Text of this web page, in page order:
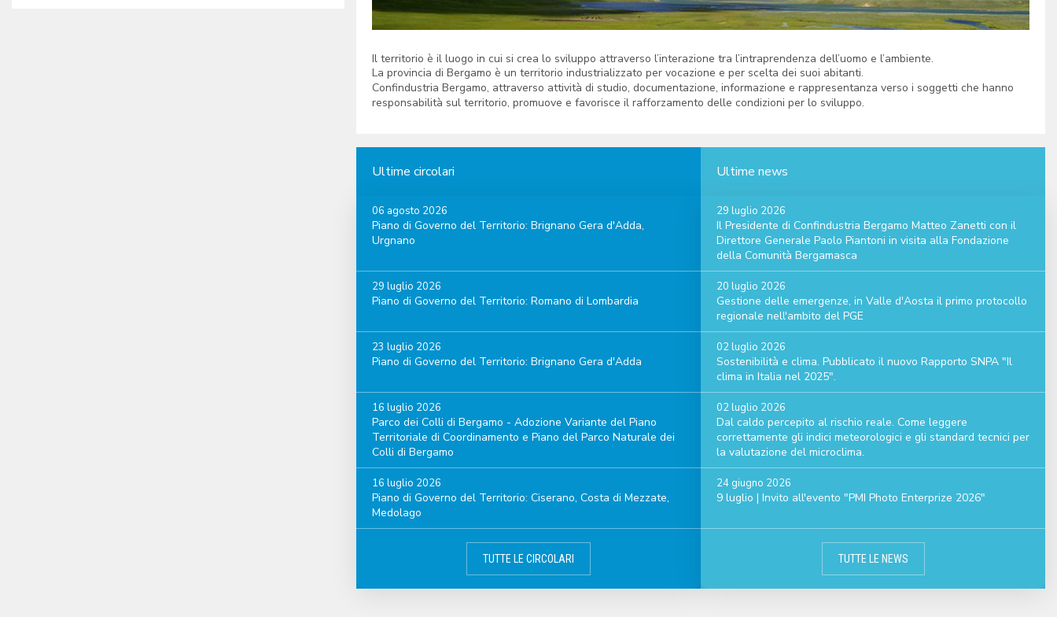
Il territorio è il luogo in cui si crea lo sviluppo attraverso l’interazione tra l’intraprendenza dell’uomo e l’ambiente.
La provincia di Bergamo è un territorio industrializzato per vocazione e per scelta dei suoi abitanti.
Confindustria Bergamo, attraverso attività di studio, documentazione, informazione e rappresentanza verso i soggetti che hanno
responsabilità sul territorio, promuove e favorisce il rafforzamento delle condizioni per lo sviluppo.
Ultime circolari
06 agosto 2026
Piano di Governo del Territorio: Brignano Gera d'Adda,
Urgnano
29 luglio 2026
Piano di Governo del Territorio: Romano di Lombardia
23 luglio 2026
Piano di Governo del Territorio: Brignano Gera d'Adda
16 luglio 2026
Parco dei Colli di Bergamo - Adozione Variante del Piano
Territoriale di Coordinamento e Piano del Parco Naturale dei
Colli di Bergamo
16 luglio 2026
Piano di Governo del Territorio: Ciserano, Costa di Mezzate,
Medolago
TUTTE LE CIRCOLARI
Ultime news
29 luglio 2026
Il Presidente di Confindustria Bergamo Matteo Zanetti con il
Direttore Generale Paolo Piantoni in visita alla Fondazione
della Comunità Bergamasca
20 luglio 2026
Gestione delle emergenze, in Valle d'Aosta il primo protocollo
regionale nell'ambito del PGE
02 luglio 2026
Sostenibilità e clima. Pubblicato il nuovo Rapporto SNPA "Il
clima in Italia nel 2025".
02 luglio 2026
Dal caldo percepito al rischio reale. Come leggere
correttamente gli indici meteorologici e gli standard tecnici per
la valutazione del microclima.
24 giugno 2026
9 luglio | Invito all'evento "PMI Photo Enterprize 2026"
TUTTE LE NEWS